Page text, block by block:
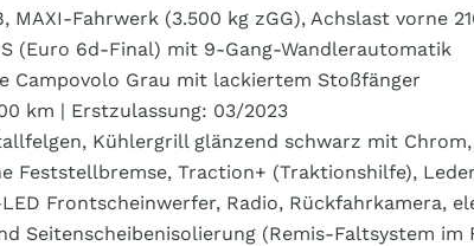
MAXI-Fahrwerk (3.500 kg zGG), Achslast vorne
(Euro 6d-Final) mit 9-Gang-Wandlerautomatik
Campovolo Grau mit lackiertem Stoßfänger
km | Erstzulassung: 03/2023
Kühlergrill glänzend schwarz mit
Feststellbremse, Traction+ (Traktionshilfe),
Frontscheinwerfer, Radio, Rückfahrkamera,
Seitenscheibenisolierung (Remis-Faltsystem im